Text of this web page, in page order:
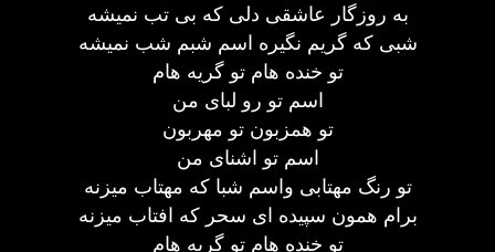
به روزگار عاشقی دلی که بی تب نمیشه
شبی که گریم نگیره اسم شبم شب نمیشه
تو خنده هام تو گریه هام
اسم تو رو لبای من
تو همزبون تو مهربون
اسم تو اشنای من
تو رنگ مهتابی واسم شبا که مهتاب میزنه
برام همون سپیده ای سحر که افتاب میزنه
تو خنده هام تو گریه هام